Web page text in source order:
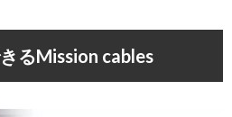
るMission cables